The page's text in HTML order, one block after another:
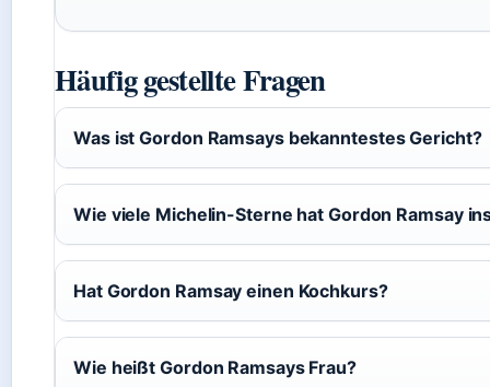
Häufig gestellte Fragen
Was ist Gordon Ramsays bekanntestes Gericht?
Wie viele Michelin-Sterne hat Gordon Ramsay
Hat Gordon Ramsay einen Kochkurs?
Wie heißt Gordon Ramsays Frau?